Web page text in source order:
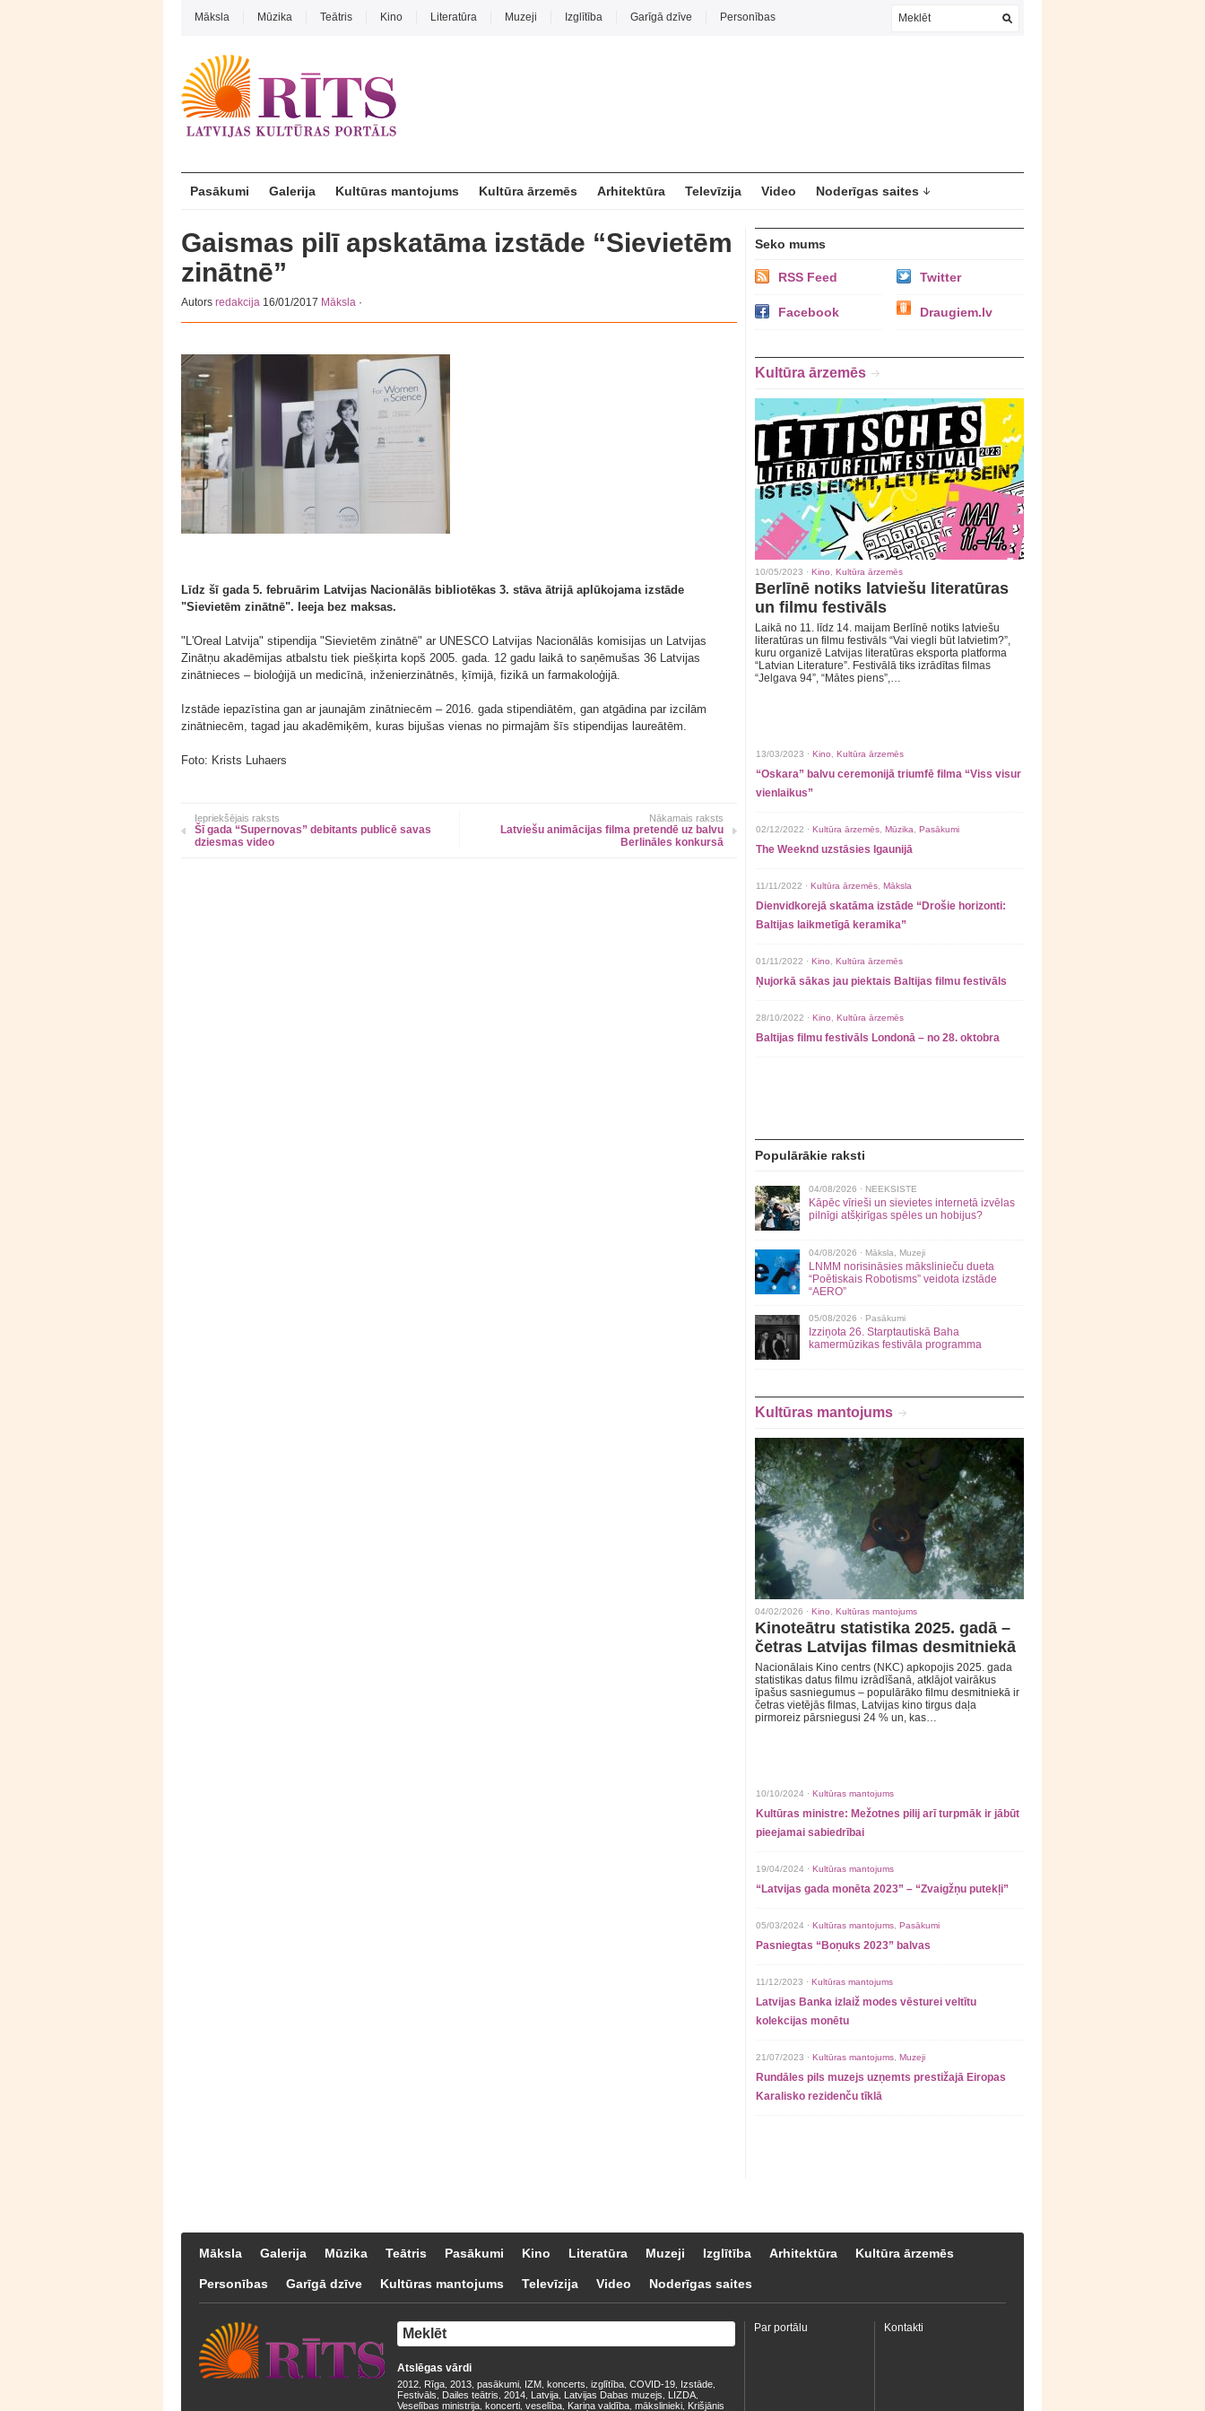
Māksla Mūzika Teātris Kino Literatūra Muzeji Izglītība Garīgā dzīve Personības
Pasākumi Galerija Kultūras mantojums Kultūra ārzemēs Arhitektūra Televīzija Video Noderīgas saites
Gaismas pilī apskatāma izstāde “Sievietēm
zinātnē”
Autors redakcija 16/01/2017 Māksla ·
Līdz šī gada 5. februārim Latvijas Nacionālās bibliotēkas 3. stāva ātrijā aplūkojama izstāde
"Sievietēm zinātnē". Ieeja bez maksas.
"L'Oreal Latvija" stipendija "Sievietēm zinātnē" ar UNESCO Latvijas Nacionālās komisijas un Latvijas
Zinātņu akadēmijas atbalstu tiek piešķirta kopš 2005. gada. 12 gadu laikā to saņēmušas 36 Latvijas
zinātnieces – bioloģijā un medicīnā, inženierzinātnēs, ķīmijā, fizikā un farmakoloģijā.
Izstāde iepazīstina gan ar jaunajām zinātniecēm – 2016. gada stipendiātēm, gan atgādina par izcilām
zinātniecēm, tagad jau akadēmiķēm, kuras bijušas vienas no pirmajām šīs stipendijas laureātēm.
Foto: Krists Luhaers
Iepriekšējais raksts
Šī gada “Supernovas” debitants publicē savas
dziesmas video
Nākamais raksts
Latviešu animācijas filma pretendē uz balvu
Berlināles konkursā
Seko mums
RSS Feed Twitter
Facebook Draugiem.lv
Kultūra ārzemēs
10/05/2023 · Kino Kultūra ārzemēs
Berlīnē notiks latviešu literatūras
un filmu festivāls
Laikā no 11. līdz 14. maijam Berlīnē notiks latviešu
literatūras un filmu festivāls “Vai viegli būt latvietim?”,
kuru organizē Latvijas literatūras eksporta platforma
“Latvian Literature”. Festivālā tiks izrādītas filmas
“Jelgava 94”, “Mātes piens”,…
13/03/2023 · Kino Kultūra ārzemēs
“Oskara” balvu ceremonijā triumfē filma “Viss visur
vienlaikus”
02/12/2022 · Kultūra ārzemēs Mūzika Pasākumi
The Weeknd uzstāsies Igaunijā
11/11/2022 · Kultūra ārzemēs Māksla
Dienvidkorejā skatāma izstāde “Drošie horizonti:
Baltijas laikmetīgā keramika”
01/11/2022 · Kino Kultūra ārzemēs
Ņujorkā sākas jau piektais Baltijas filmu festivāls
28/10/2022 · Kino Kultūra ārzemēs
Baltijas filmu festivāls Londonā – no 28. oktobra
Populārākie raksti
04/08/2026 · NEEKSISTE
Kāpēc vīrieši un sievietes internetā izvēlas
pilnīgi atšķirīgas spēles un hobijus?
04/08/2026 · Māksla Muzeji
LNMM norisināsies mākslinieču dueta
“Poētiskais Robotisms” veidota izstāde
“AERO”
05/08/2026 · Pasākumi
Izziņota 26. Starptautiskā Baha
kamermūzikas festivāla programma
Kultūras mantojums
04/02/2026 · Kino Kultūras mantojums
Kinoteātru statistika 2025. gadā –
četras Latvijas filmas desmitniekā
Nacionālais Kino centrs (NKC) apkopojis 2025. gada
statistikas datus filmu izrādīšanā, atklājot vairākus
īpašus sasniegumus – populārāko filmu desmitniekā ir
četras vietējās filmas, Latvijas kino tirgus daļa
pirmoreiz pārsniegusi 24 % un, kas…
10/10/2024 · Kultūras mantojums
Kultūras ministre: Mežotnes pilij arī turpmāk ir jābūt
pieejamai sabiedrībai
19/04/2024 · Kultūras mantojums
“Latvijas gada monēta 2023” – “Zvaigžņu putekļi”
05/03/2024 · Kultūras mantojums Pasākumi
Pasniegtas “Boņuks 2023” balvas
11/12/2023 · Kultūras mantojums
Latvijas Banka izlaiž modes vēsturei veltītu
kolekcijas monētu
21/07/2023 · Kultūras mantojums Muzeji
Rundāles pils muzejs uzņemts prestižajā Eiropas
Karalisko rezidenču tīklā
Māksla Galerija Mūzika Teātris Pasākumi Kino Literatūra Muzeji Izglītība Arhitektūra Kultūra ārzemēs
Personības Garīgā dzīve Kultūras mantojums Televīzija Video Noderīgas saites
Atslēgas vārdi
2012 Rīga 2013 pasākumi IZM koncerts izglītība COVID-19 Izstāde
Festivāls Dailes teātris 2014 Latvija Latvijas Dabas muzejs LIZDA
Veselības ministrija koncerti veselība Kariņa valdība mākslinieki Krišjānis
Par portālu Kontakti